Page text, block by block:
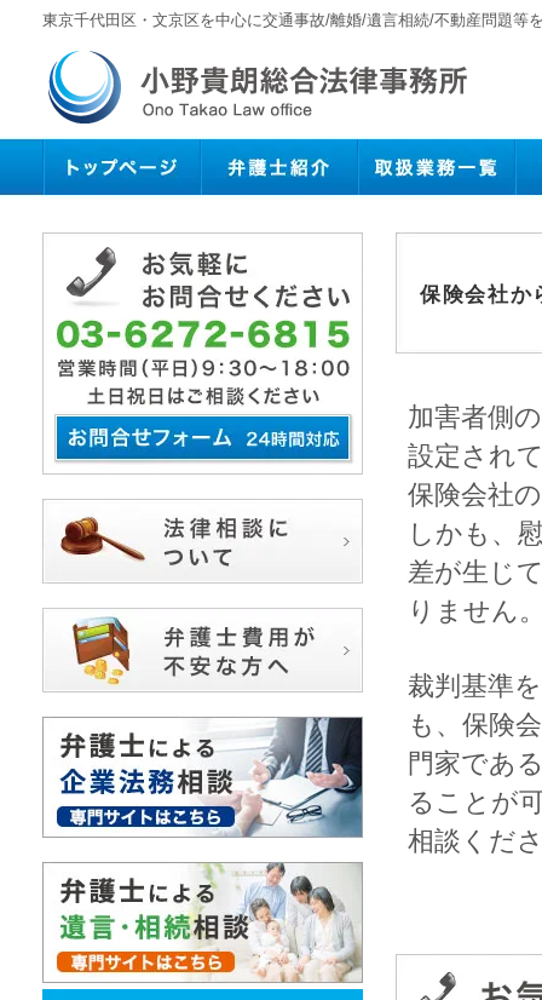
東京千代田区・文京区を中心に交通事故/離婚/遺言相続/不動産問題等
保険会社か
加害者側
設定され
保険会社
しかも、
差が生じ
りません
裁判基準
も、保険
門家であ
ることが
相談くだ